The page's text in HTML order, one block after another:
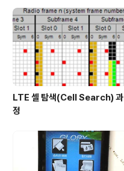
LTE 셀 탐색(Cell Search) 과
정